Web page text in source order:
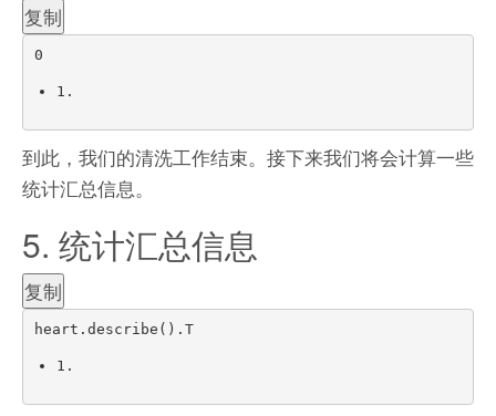
复制
0
1.
到此，我们的清洗工作结束。接下来我们将会计算一些
统计汇总信息。
5. 统计汇总信息
复制
heart . describe ( ) . T
1.